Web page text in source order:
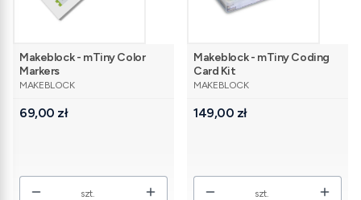
Makeblock - mTiny Color
Markers
PRODUCENT
MAKEBLOCK
Cena
69,00 zł
szt.
Makeblock - mTiny Coding
Card Kit
PRODUCENT
MAKEBLOCK
Cena
149,00 zł
szt.